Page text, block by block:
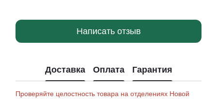
Написать отзыв
Доставка Оплата Гарантия
Проверяйте целостность товара на отделениях Новой